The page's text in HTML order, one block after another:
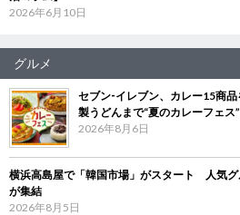
2026年6月10日
グルメ
セブン‐イレブン、カレー15商
製うどんまで“夏のカレーフェス
2026年8月6日
横浜高島屋で「韓国市場」がスタート 人気
が集結
2026年8月5日